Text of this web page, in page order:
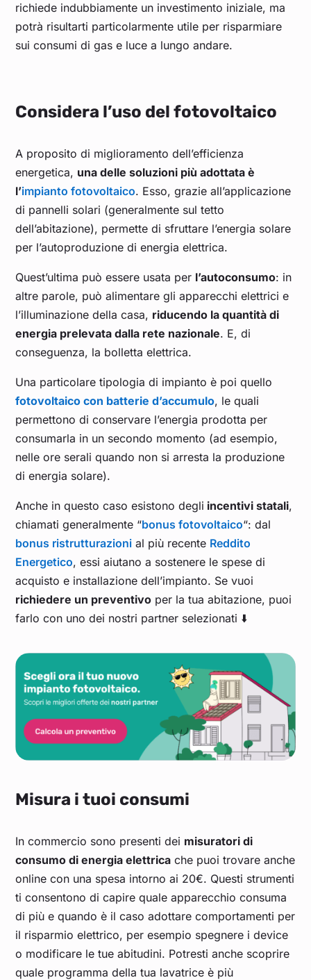
richiede indubbiamente un investimento iniziale, ma
potrà risultarti particolarmente utile per risparmiare
sui consumi di gas e luce a lungo andare.
Considera l’uso del fotovoltaico
A proposito di miglioramento dell’efficienza
energetica, una delle soluzioni più adottata è
l’impianto fotovoltaico. Esso, grazie all’applicazione
di pannelli solari (generalmente sul tetto
dell’abitazione), permette di sfruttare l’energia solare
per l’autoproduzione di energia elettrica.
Quest’ultima può essere usata per l’autoconsumo: in
altre parole, può alimentare gli apparecchi elettrici e
l’illuminazione della casa, riducendo la quantità di
energia prelevata dalla rete nazionale. E, di
conseguenza, la bolletta elettrica.
Una particolare tipologia di impianto è poi quello
fotovoltaico con batterie d’accumulo, le quali
permettono di conservare l’energia prodotta per
consumarla in un secondo momento (ad esempio,
nelle ore serali quando non si arresta la produzione
di energia solare).
Anche in questo caso esistono degli incentivi statali,
chiamati generalmente “bonus fotovoltaico“: dal
bonus ristrutturazioni al più recente Reddito
Energetico, essi aiutano a sostenere le spese di
acquisto e installazione dell’impianto. Se vuoi
richiedere un preventivo per la tua abitazione, puoi
farlo con uno dei nostri partner selezionati ⬇️
Misura i tuoi consumi
In commercio sono presenti dei misuratori di
consumo di energia elettrica che puoi trovare anche
online con una spesa intorno ai 20€. Questi strumenti
ti consentono di capire quale apparecchio consuma
di più e quando è il caso adottare comportamenti per
il risparmio elettrico, per esempio spegnere i device
o modificare le tue abitudini. Potresti anche scoprire
quale programma della tua lavatrice è più